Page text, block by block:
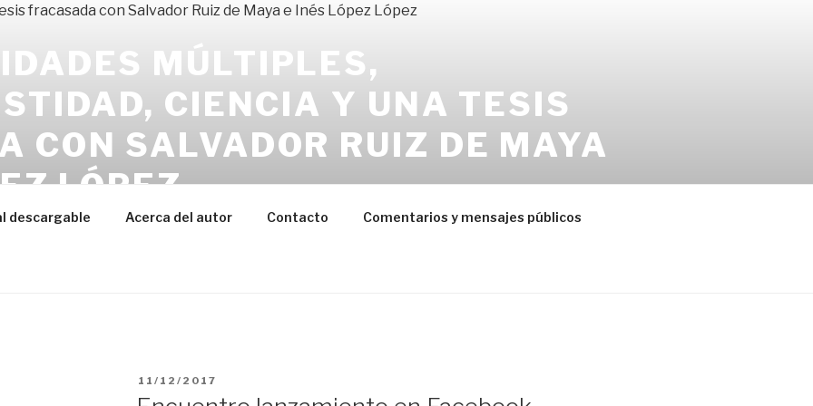
MÚLTIPLES,
CIENCIA Y UNA TESIS
CON SALVADOR RUIZ DE MAYA
LÓPEZ
con el fraude científico: manipulación de datos, trucos metodológicos y más
descargable Acerca del autor Contacto Comentarios y mensajes públicos
PUBLICADO
EL
11/12/2017